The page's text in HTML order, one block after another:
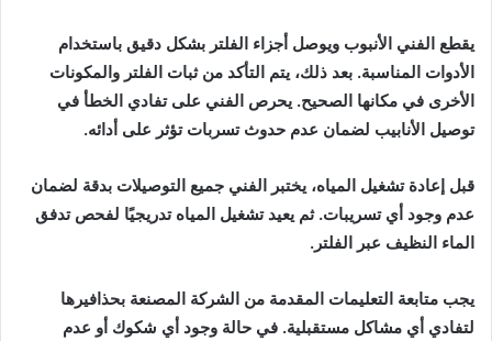
يقطع الفني الأنبوب ويوصل أجزاء الفلتر بشكل دقيق باستخدام
الأدوات المناسبة. بعد ذلك، يتم التأكد من ثبات الفلتر والمكونات
الأخرى في مكانها الصحيح. يحرص الفني على تفادي الخطأ في
توصيل الأنابيب لضمان عدم حدوث تسربات تؤثر على أدائه.
قبل إعادة تشغيل المياه، يختبر الفني جميع التوصيلات بدقة لضمان
عدم وجود أي تسريبات. ثم يعيد تشغيل المياه تدريجيًا لفحص تدفق
الماء النظيف عبر الفلتر.
يجب متابعة التعليمات المقدمة من الشركة المصنعة بحذافيرها
لتفادي أي مشاكل مستقبلية. في حالة وجود أي شكوك أو عدم